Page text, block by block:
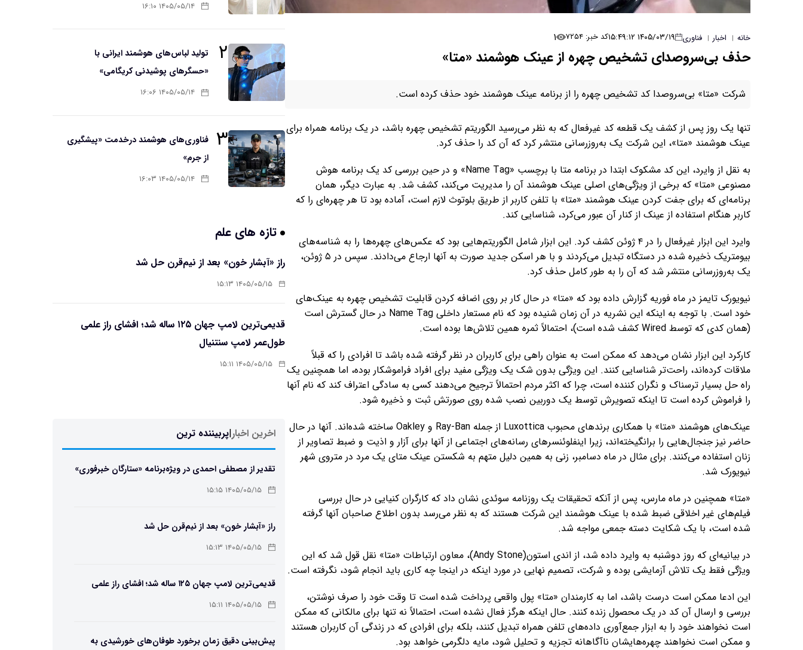
خانه | اخبار | فناوری ۱۴۰۵/۰۳/۱۹ ۱۵:۴۹:۱۲ کد خبر: ۷۲۵۴ ۱
حذف بی‌سروصدای تشخیص چهره از عینک هوشمند «متا»
شرکت «متا» بی‌سروصدا کد تشخیص چهره را از برنامه عینک هوشمند خود حذف کرده است.
تنها یک روز پس از کشف یک قطعه کد غیرفعال که به نظر می‌رسید الگوریتم تشخیص چهره باشد، در یک برنامه همراه برای
عینک هوشمند «متا»، این شرکت یک به‌روزرسانی منتشر کرد که آن کد را حذف کرد.
به نقل از وایرد، این کد مشکوک ابتدا در برنامه متا با برچسب «Name Tag» و در حین بررسی کد یک برنامه هوش
مصنوعی «متا» که برخی از ویژگی‌های اصلی عینک هوشمند آن را مدیریت می‌کند، کشف شد. به عبارت دیگر، همان
برنامه‌ای که برای جفت کردن عینک هوشمند «متا» با تلفن کاربر از طریق بلوتوث لازم است، آماده بود تا هر چهره‌ای را که
کاربر هنگام استفاده از عینک از کنار آن عبور می‌کرد، شناسایی کند.
وایرد این ابزار غیرفعال را در ۴ ژوئن کشف کرد. این ابزار شامل الگوریتم‌هایی بود که عکس‌های چهره‌ها را به شناسه‌های
بیومتریک ذخیره شده در دستگاه تبدیل می‌کردند و با هر اسکن جدید صورت به آنها ارجاع می‌دادند. سپس در ۵ ژوئن،
یک به‌روزرسانی منتشر شد که آن را به طور کامل حذف کرد.
نیویورک تایمز در ماه فوریه گزارش داده بود که «متا» در حال کار بر روی اضافه کردن قابلیت تشخیص چهره به عینک‌های
خود است. با توجه به اینکه این نشریه در آن زمان شنیده بود که نام مستعار داخلی Name Tag در حال گسترش است
(همان کدی که توسط Wired کشف شده است)، احتمالاً ثمره همین تلاش‌ها بوده است.
کارکرد این ابزار نشان می‌دهد که ممکن است به عنوان راهی برای کاربران در نظر گرفته شده باشد تا افرادی را که قبلاً
ملاقات کرده‌اند، راحت‌تر شناسایی کنند. این ویژگی بدون شک یک ویژگی مفید برای افراد فراموشکار بوده، اما همچنین یک
راه حل بسیار ترسناک و نگران کننده است، چرا که اکثر مردم احتمالاً ترجیح می‌دهند کسی به سادگی اعتراف کند که نام آنها
را فراموش کرده است تا اینکه تصویرش توسط یک دوربین نصب شده روی صورتش ثبت و ذخیره شود.
عینک‌های هوشمند «متا» با همکاری برندهای محبوب Luxottica از جمله Ray-Ban و Oakley ساخته شده‌اند. آنها در حال
حاضر نیز جنجال‌هایی را برانگیخته‌اند، زیرا اینفلوئنسرهای رسانه‌های اجتماعی از آنها برای آزار و اذیت و ضبط تصاویر از
زنان استفاده می‌کنند. برای مثال در ماه دسامبر، زنی به همین دلیل متهم به شکستن عینک متای یک مرد در متروی شهر
نیویورک شد.
«متا» همچنین در ماه مارس، پس از آنکه تحقیقات یک روزنامه سوئدی نشان داد که کارگران کنیایی در حال بررسی
فیلم‌های غیر اخلاقی ضبط شده با عینک هوشمند این شرکت هستند که به نظر می‌رسد بدون اطلاع صاحبان آنها گرفته
شده است، با یک شکایت دسته جمعی مواجه شد.
در بیانیه‌ای که روز دوشنبه به وایرد داده شد، از اندی استون(Andy Stone)، معاون ارتباطات «متا» نقل قول شد که این
ویژگی فقط یک تلاش آزمایشی بوده و شرکت، تصمیم نهایی در مورد اینکه در اینجا چه کاری باید انجام شود، نگرفته است.
این ادعا ممکن است درست باشد، اما به کارمندان «متا» پول واقعی پرداخت شده است تا وقت خود را صرف نوشتن،
بررسی و ارسال آن کد در یک محصول زنده کنند. حال اینکه هرگز فعال نشده است، احتمالاً نه تنها برای مالکانی که ممکن
است نخواهند خود را به ابزار جمع‌آوری داده‌های تلفن همراه تبدیل کنند، بلکه برای افرادی که در زندگی آن کاربران هستند
و ممکن است نخواهند چهره‌هایشان ناآگاهانه تجزیه و تحلیل شود، مایه دلگرمی خواهد بود.
۱۴۰۵/۰۵/۱۴ ۱۶:۱۰
۲
تولید لباس‌های هوشمند ایرانی با
«حسگرهای پوشیدنی کریگامی»
۱۴۰۵/۰۵/۱۴ ۱۶:۰۶
۳ فناوری‌های هوشمند درخدمت «پیشگیری
از جرم»
۱۴۰۵/۰۵/۱۴ ۱۶:۰۳
تازه های علم
راز «آبشار خون» بعد از نیم‌قرن حل شد
۱۴۰۵/۰۵/۱۵ ۱۵:۱۳
قدیمی‌ترین لامپ جهان ۱۲۵ ساله شد؛ افشای راز علمی
طول‌عمر لامپ سنتنیال
۱۴۰۵/۰۵/۱۵ ۱۵:۱۱
اخرین اخبار|پربیننده ترین
تقدیر از مصطفی احمدی در ویژه‌برنامه «ستارگان خبرفوری»
۱۴۰۵/۰۵/۱۵ ۱۵:۱۵
راز «آبشار خون» بعد از نیم‌قرن حل شد
۱۴۰۵/۰۵/۱۵ ۱۵:۱۳
قدیمی‌ترین لامپ جهان ۱۲۵ ساله شد؛ افشای راز علمی
طول‌عمر لامپ سنتنیال
۱۴۰۵/۰۵/۱۵ ۱۵:۱۱
پیش‌بینی دقیق زمان برخورد طوفان‌های خورشیدی به